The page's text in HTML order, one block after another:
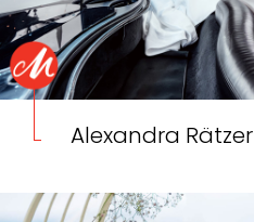
Alexandra Rätzer